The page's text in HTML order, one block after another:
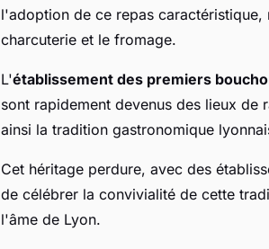
l'adoption de ce repas
charcuterie et le fromage.
L'établissement des premiers
sont rapidement devenus des lieux de
ainsi la tradition gastronomique
Cet héritage perdure, avec des
de célébrer la convivialité de cette
l'âme de Lyon.